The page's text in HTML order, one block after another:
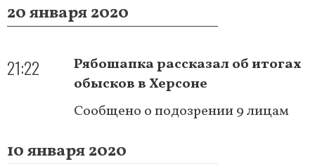
20 января 2020
21:22
Рябошапка рассказал об итогах
обысков в Херсоне
Сообщено о подозрении 9 лицам
10 января 2020